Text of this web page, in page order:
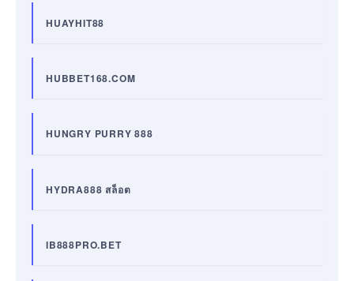
HUAYHIT88
HUBBET168.COM
HUNGRY PURRY 888
HYDRA888 สล็อต
IB888PRO.BET